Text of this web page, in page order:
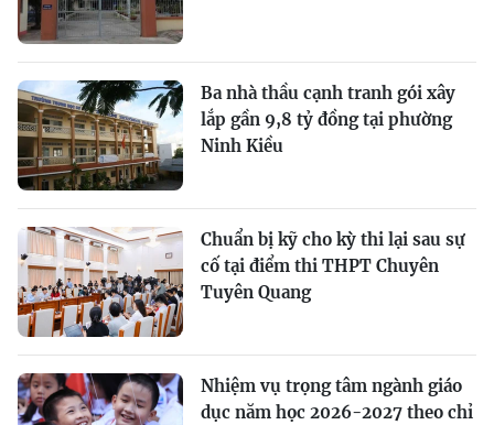
Ba nhà thầu cạnh tranh gói xây
lắp gần 9,8 tỷ đồng tại phường
Ninh Kiều
Chuẩn bị kỹ cho kỳ thi lại sau sự
cố tại điểm thi THPT Chuyên
Tuyên Quang
Nhiệm vụ trọng tâm ngành giáo
dục năm học 2026-2027 theo chỉ